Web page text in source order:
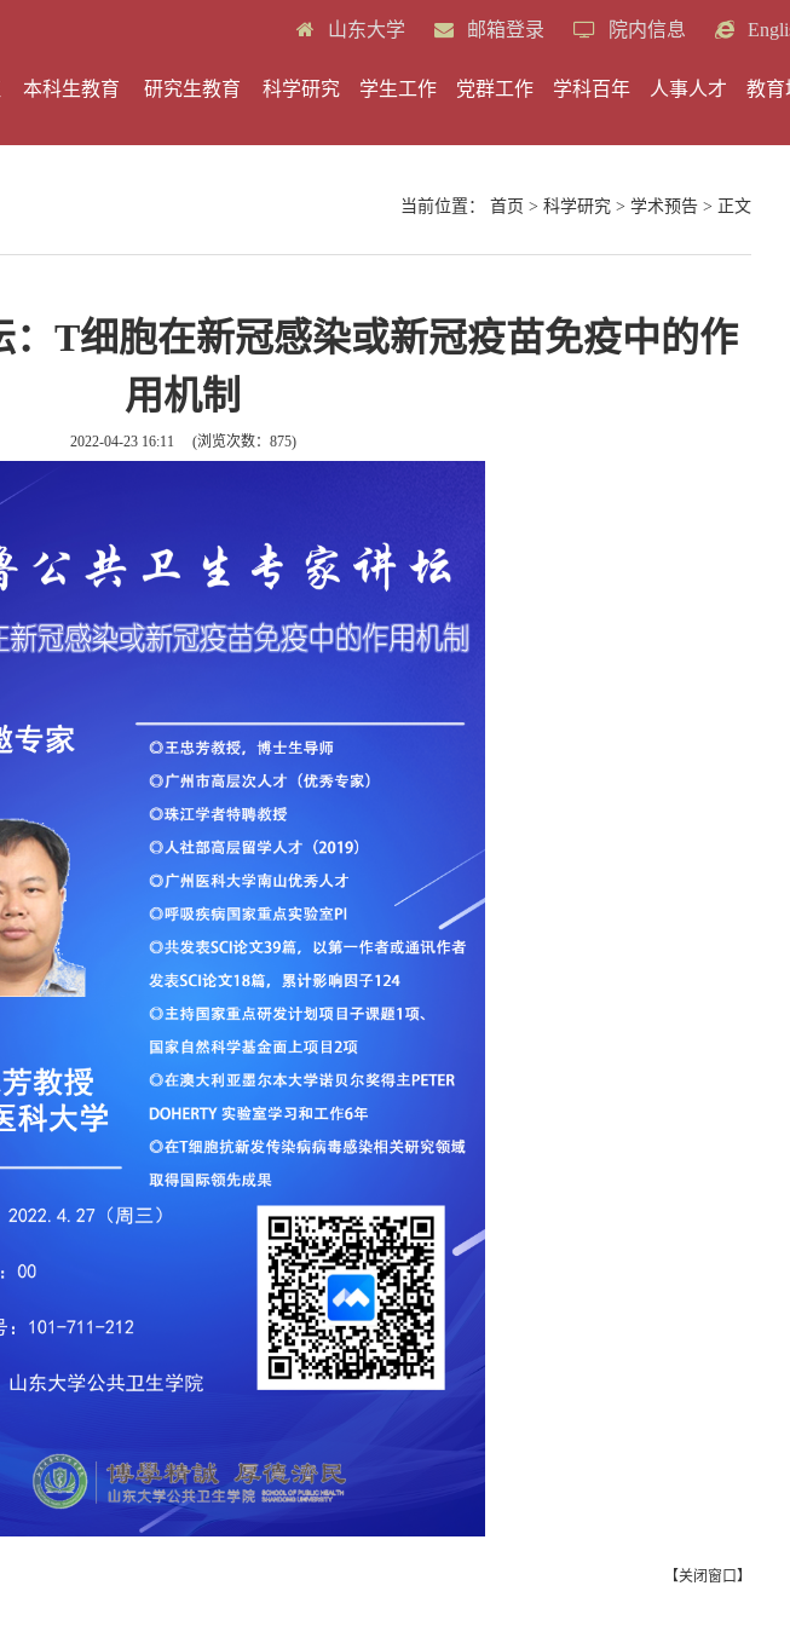
山东大学 邮箱登录 院内信息
本科生教育 研究生教育 科学研究 学生工作 党群工作 学科百年 人事人才 教育
当前位置： 首页 > 科学研究> 学术预告> 正文
T细胞在新冠感染或新冠疫苗免疫中的作
用机制
2022-04-23 16:11 (浏览次数： 875)
【关闭窗口】